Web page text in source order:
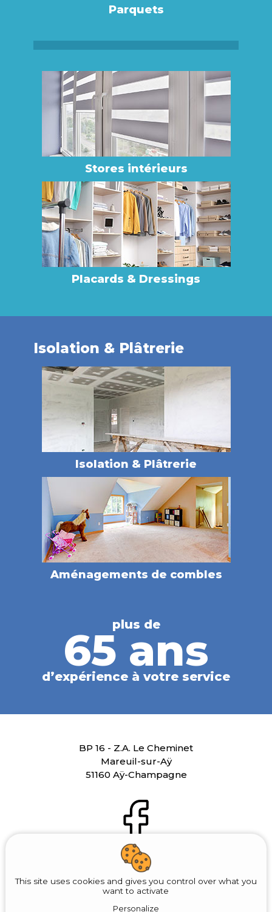
Parquets
Stores intérieurs
Placards & Dressings
Isolation & Plâtrerie
Isolation & Plâtrerie
Aménagements de combles
plus de
65 ans
d’expérience à votre service
BP 16 - Z.A. Le Cheminet
Mareuil-sur-Aÿ
51160 Aÿ-Champagne
03 26 52 60 27
This site uses cookies and gives you control over what you
want to activate
Personalize